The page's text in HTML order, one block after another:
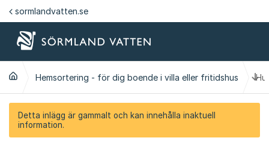
Hoppa till innehåll
sormlandvatten.se
Hemsortering - för dig boende i villa eller fritidshus
Detta inlägg är gammalt och kan innehålla inaktuell
information.